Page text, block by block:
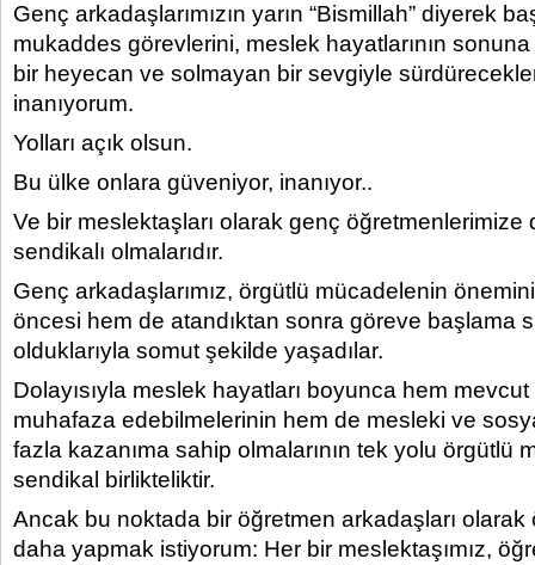
Genç arkadaşlarımızın yarın “Bismillah” diyerek
mukaddes görevlerini, meslek hayatlarının
bir heyecan ve solmayan bir sevgiyle
inanıyorum.
Yolları açık olsun.
Bu ülke onlara güveniyor, inanıyor..
Ve bir meslektaşları olarak genç öğretmenlerimize
sendikalı olmalarıdır.
Genç arkadaşlarımız, örgütlü mücadelenin
öncesi hem de atandıktan sonra göreve başlama
olduklarıyla somut şekilde yaşadılar.
Dolayısıyla meslek hayatları boyunca hem mevcut
muhafaza edebilmelerinin hem de mesleki ve
fazla kazanıma sahip olmalarının tek yolu örgütlü
sendikal birlikteliktir.
Ancak bu noktada bir öğretmen arkadaşları olarak
daha yapmak istiyorum: Her bir meslektaşımız,